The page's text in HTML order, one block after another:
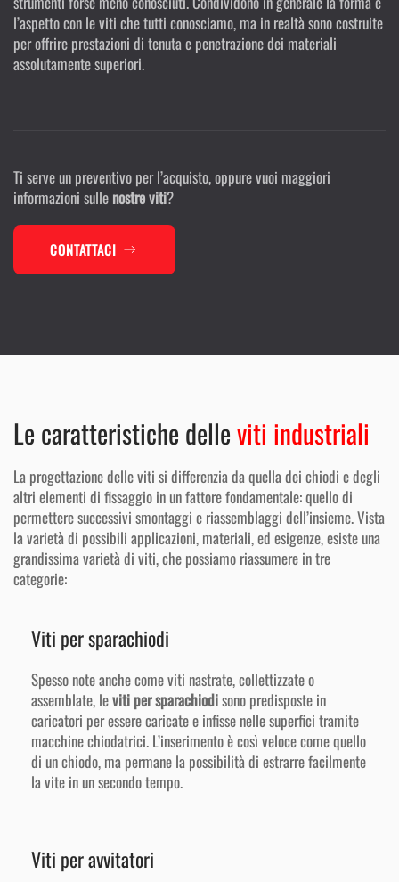
l’aspetto con le viti che tutti conosciamo, ma in realtà sono costruite
per offrire prestazioni di tenuta e penetrazione dei materiali
assolutamente superiori.
Ti serve un preventivo per l’acquisto, oppure vuoi maggiori
informazioni sulle nostre viti?
CONTATTACI
Le caratteristiche delleviti industriali
La progettazione delle viti si differenzia da quella dei chiodi e degli
altri elementi di fissaggio in un fattore fondamentale: quello di
permettere successivi smontaggi e riassemblaggi dell’insieme. Vista
la varietà di possibili applicazioni, materiali, ed esigenze, esiste una
grandissima varietà di viti, che possiamo riassumere in tre
categorie:
Viti per sparachiodi
Spesso note anche come viti nastrate, collettizzate o
assemblate, leviti per sparachiodisono predisposte in
caricatori per essere caricate e infisse nelle superfici tramite
macchine chiodatrici. L’inserimento è così veloce come quello
di un chiodo, ma permane la possibilità di estrarre facilmente
la vite in un secondo tempo.
Viti per avvitatori